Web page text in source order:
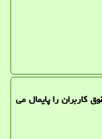
کاربران را پایمال می